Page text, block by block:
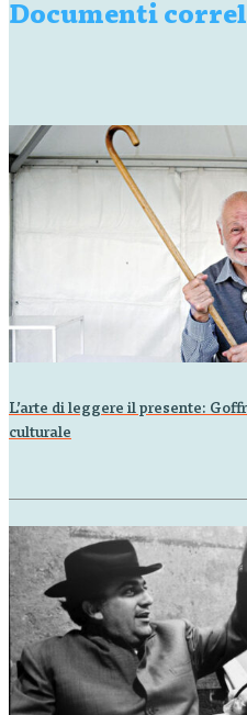
(1975), Un…
Documenti
L’arte di leggere il presente:
culturale